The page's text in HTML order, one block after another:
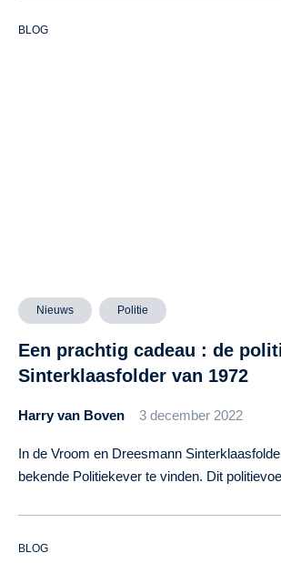
BLOG
Nieuws Politie
Een prachtig cadeau : de
Sinterklaasfolder van 1972
Harry van Boven 3 december 2022
In de Vroom en Dreesmann
bekende Politiekever te vinden. Dit
BLOG